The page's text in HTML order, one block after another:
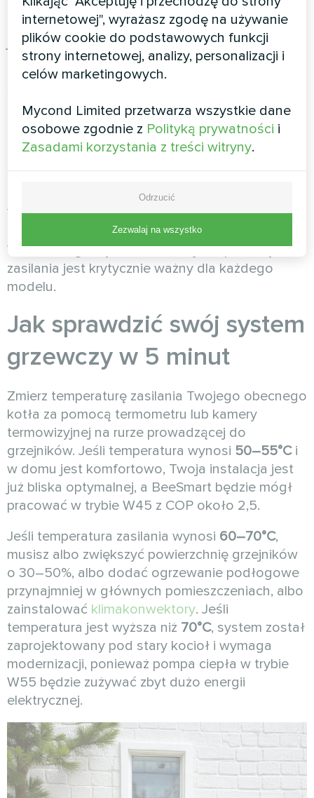
mrozach poniżej -15°C dzięki sprężarce
Panasonic. Pracuje stabilnie do -25°C, co czyni
ją idealnym wyborem dla regionów górskich i
północnych.
Zhuhai Landa, maksymalna temperatura
zasilania 55°C, praca od -25°C, klasa
efektywności A+++. Zachowuje wszystkie zalety
Wszystkie serie Mycond wykazują znaczącą
różnicę efektywności między trybami W35 i
W55, dlatego wybór właściwej temperatury
zasilania jest krytycznie ważny dla każdego
modelu.
Jak sprawdzić swój system
grzewczy w 5 minut
Zmierz temperaturę zasilania Twojego obecnego
kotła za pomocą termometru lub kamery
termowizyjnej na rurze prowadzącej do
grzejników. Jeśli temperatura wynosi 50–55°Ci
w domu jest komfortowo, Twoja instalacja jest
już bliska optymalnej, a BeeSmart będzie mógł
pracować w trybie W45 z COP około 2,5.
Jeśli temperatura zasilania wynosi 60–70°C,
musisz albo zwiększyć powierzchnię grzejników
o 30–50%, albo dodać ogrzewanie podłogowe
przynajmniej w głównych pomieszczeniach, albo
zainstalować klimakonwektory. Jeśli
temperatura jest wyższa niż 70°C, system został
zaprojektowany pod stary kocioł i wymaga
modernizacji, ponieważ pompa ciepła w trybie
W55 będzie zużywać zbyt dużo energii
elektrycznej.
internetowej", wyrażasz zgodę na używanie
plików cookie do podstawowych funkcji
strony internetowej, analizy, personalizacji i
celów marketingowych.
Mycond Limited przetwarza wszystkie dane
osobowe zgodnie z Polityką prywatności i
Zasadami korzystania z treści witryny.
Odrzucić
Zezwalaj na wszystko